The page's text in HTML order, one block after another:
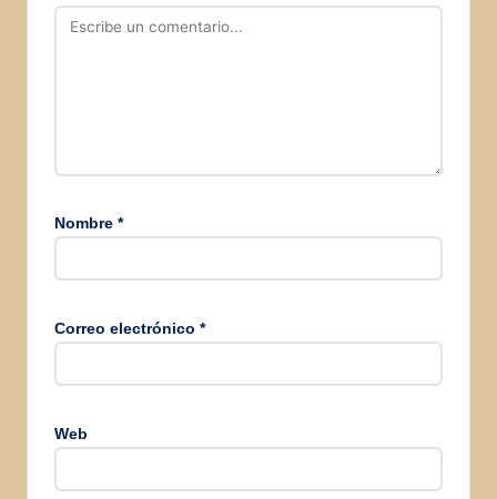
Nombre *
Correo electrónico *
Web